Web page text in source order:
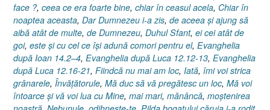
21]”
face ?, ceea ce era foarte bine, chiar în ceasul acela, Chiar în
noaptea aceasta, Dar Dumnezeu i-a zis, de aceea şi ajung să
aibă atât de multe, de Dumnezeu, Duhul Sfant, ei cei atât de
goi, este şi cu cel ce îşi adună comori pentru el, Evanghelia
după Ioan 14.2–4, Evanghelia după Luca 12.12-13, Evanghelia
după Luca 12.16-21, Fiindcă nu mai am loc, Iată, îmi voi strica
grânarele, Învăţătorule, Mă duc să vă pregătesc un loc, Mă voi
întoarce şi vă voi lua cu Mine, mai mari, mănâncă, moştenirea